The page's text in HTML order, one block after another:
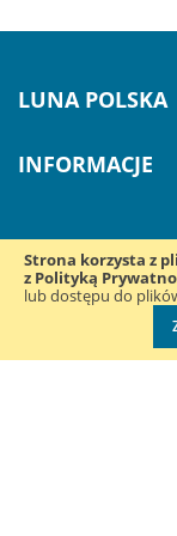
Strona korzysta z
z Polityką
lub dostępu do
LUNA POLSKA
INFORMACJE